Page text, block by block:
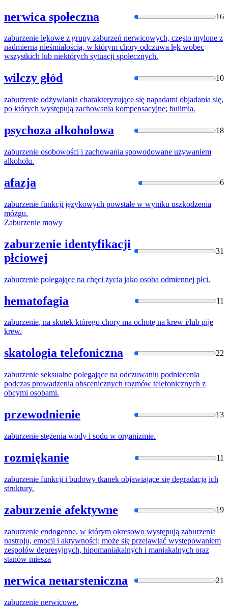
nerwica społeczna 16
zaburzenie lękowe z grupy zaburzeń nerwicowych, często mylone z
nadmierną nieśmiałością, w którym chory odczuwa lęk wobec
wszystkich lub niektórych sytuacji społecznych.
wilczy głód 10
zaburzenie odżywiania charakteryzujące się napadami objadania się,
po których występują zachowania kompensacyjne; bulimia.
psychoza alkoholowa 18
zaburzenie osobowości i zachowania spowodowane używaniem
alkoholu.
afazja 6
zaburzenie funkcji językowych powstałe w wyniku uszkodzenia
mózgu.
Zaburzenie mowy
zaburzenie identyfikacji
płciowej
31
zaburzenie polegające na chęci życia jako osoba odmiennej płci.
hematofagia 11
zaburzenie, na skutek którego chory ma ochotę na krew i/lub pije
krew.
skatologia telefoniczna 22
zaburzenie seksualne polegające na odczuwaniu podniecenia
podczas prowadzenia obscenicznych rozmów telefonicznych z
obcymi osobami.
przewodnienie 13
zaburzenie stężenia wody i sodu w organizmie.
rozmiękanie 11
zaburzenie funkcji i budowy tkanek objawiające się degradacją ich
struktury.
zaburzenie afektywne 19
zaburzenie endogenne, w którym okresowo występują zaburzenia
nastroju, emocji i aktywności; może się przejawiać występowaniem
zespołów depresyjnych, hipomaniakalnych i maniakalnych oraz
stanów miesza
nerwica neuarsteniczna 21
zaburzenie nerwicowe.